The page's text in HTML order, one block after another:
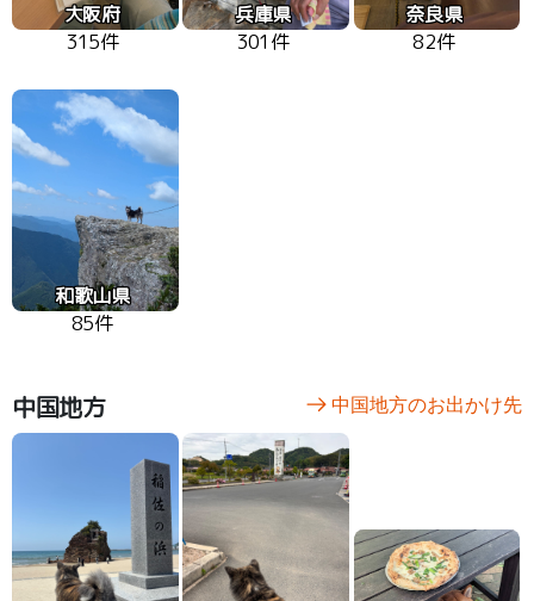
大阪府
315件
兵庫県
301件
奈良県
82件
和歌山県
85件
中国地方 中国地方のお出かけ先